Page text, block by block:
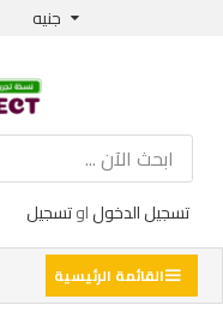
جنيه
تسجيل الدخولاوتسجيل
القائمة الرئيسية